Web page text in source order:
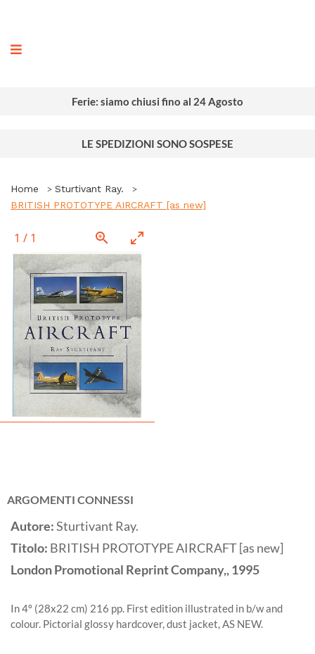
Ferie: siamo chiusi fino al 24 Agosto
LE SPEDIZIONI SONO SOSPESE
Home
Sturtivant Ray.
BRITISH PROTOTYPE AIRCRAFT [as new]
1 / 1
ARGOMENTI CONNESSI
Autore:Sturtivant Ray.
Titolo: BRITISH PROTOTYPE AIRCRAFT [as new]
LondonPromotional Reprint Company,,1995
In 4º (28x22 cm) 216 pp. First edition illustrated in b/w and
colour. Pictorial glossy hardcover, dust jacket, AS NEW.